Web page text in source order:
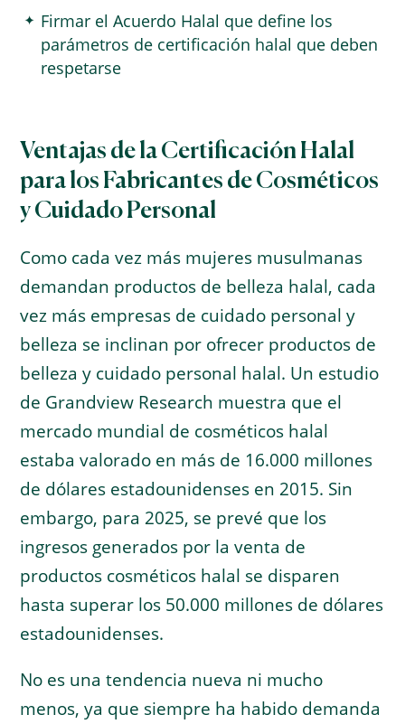
Firmar el Acuerdo Halal que define los
parámetros de certificación halal que deben
respetarse
Ventajas de la Certificación Halal
para los Fabricantes de Cosméticos
y Cuidado Personal
Como cada vez más mujeres musulmanas
demandan productos de belleza halal, cada
vez más empresas de cuidado personal y
belleza se inclinan por ofrecer productos de
belleza y cuidado personal halal. Un estudio
de Grandview Research muestra que el
mercado mundial de cosméticos halal
estaba valorado en más de 16.000 millones
de dólares estadounidenses en 2015. Sin
embargo, para 2025, se prevé que los
ingresos generados por la venta de
productos cosméticos halal se disparen
hasta superar los 50.000 millones de dólares
estadounidenses.
No es una tendencia nueva ni mucho
menos, ya que siempre ha habido demanda